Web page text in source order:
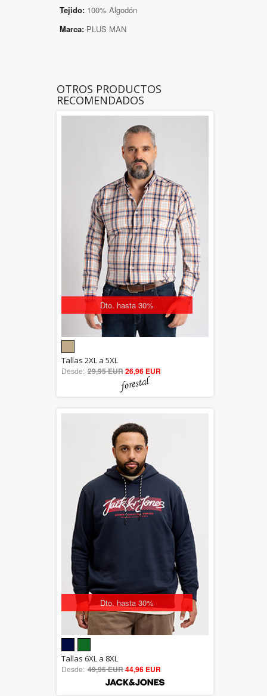
Tejido: 100% Algodón
Marca: PLUS MAN
OTROS PRODUCTOS
RECOMENDADOS
Dto. hasta 30%
5.00
out of 5
Tallas 2XL a 5XL
Desde: 29,95 EUR26,96 EUR
Dto. hasta 30%
5.00
out of 5
Tallas 6XL a 8XL
Desde: 49,95 EUR44,96 EUR